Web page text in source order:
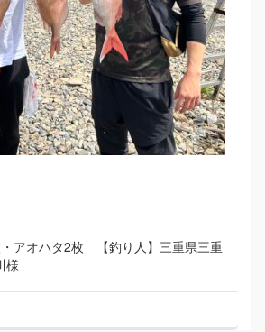
・アオハタ2枚 【釣り人】三重県三重
様